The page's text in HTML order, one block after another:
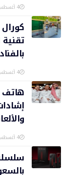
4 أغسطس، 2026
4 أغسطس، 2026
4 أغسطس، 2026